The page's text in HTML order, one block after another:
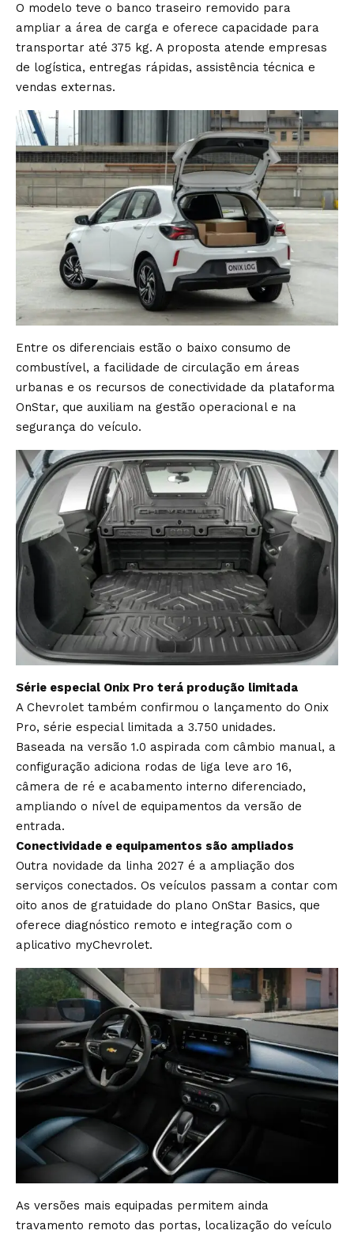
O modelo teve o banco traseiro removido para
ampliar a área de carga e oferece capacidade para
transportar até 375 kg. A proposta atende empresas
de logística, entregas rápidas, assistência técnica e
vendas externas.
Entre os diferenciais estão o baixo consumo de
combustível, a facilidade de circulação em áreas
urbanas e os recursos de conectividade da plataforma
OnStar, que auxiliam na gestão operacional e na
segurança do veículo.
Série especial Onix Pro terá produção limitada
A Chevrolet também confirmou o lançamento do Onix
Pro, série especial limitada a 3.750 unidades.
Baseada na versão 1.0 aspirada com câmbio manual, a
configuração adiciona rodas de liga leve aro 16,
câmera de ré e acabamento interno diferenciado,
ampliando o nível de equipamentos da versão de
entrada.
Conectividade e equipamentos são ampliados
Outra novidade da linha 2027 é a ampliação dos
serviços conectados. Os veículos passam a contar com
oito anos de gratuidade do plano OnStar Basics, que
oferece diagnóstico remoto e integração com o
aplicativo myChevrolet.
As versões mais equipadas permitem ainda
travamento remoto das portas, localização do veículo